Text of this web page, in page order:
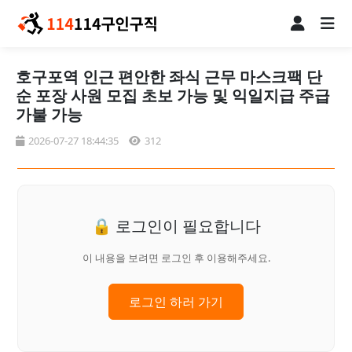
호구포역 인근 편안한 좌식 근무 마스크팩 단
순 포장 사원 모집 초보 가능 및 익일지급 주급
가불 가능
2026-07-27 18:44:35 312
🔒 로그인이 필요합니다
이 내용을 보려면 로그인 후 이용해주세요.
로그인 하러 가기